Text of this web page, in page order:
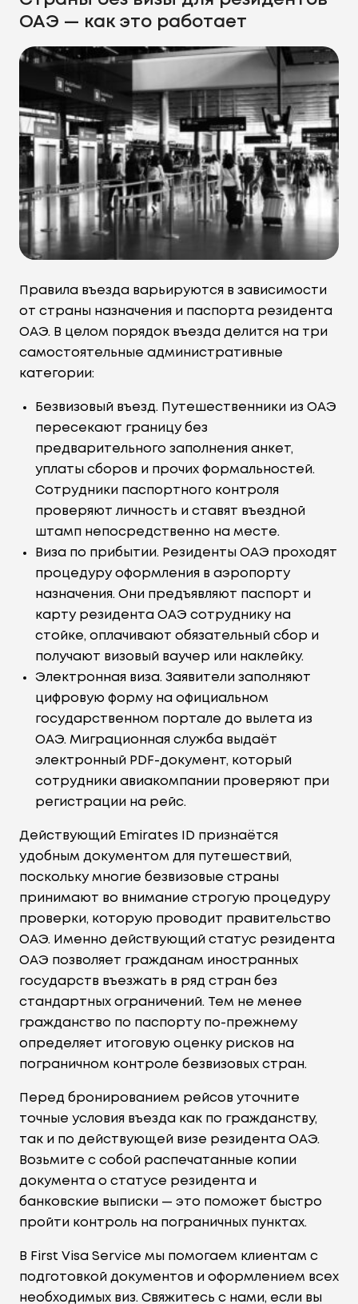
ОАЭ — как это работает
Правила въезда варьируются в зависимости
от страны назначения и паспорта резидента
ОАЭ. В целом порядок въезда делится на три
самостоятельные административные
категории:
Безвизовый въезд. Путешественники из ОАЭ
пересекают границу без
предварительного заполнения анкет,
уплаты сборов и прочих формальностей.
Сотрудники паспортного контроля
проверяют личность и ставят въездной
штамп непосредственно на месте.
Виза по прибытии. Резиденты ОАЭ проходят
процедуру оформления в аэропорту
назначения. Они предъявляют паспорт и
карту резидента ОАЭ сотруднику на
стойке, оплачивают обязательный сбор и
получают визовый ваучер или наклейку.
Электронная виза. Заявители заполняют
цифровую форму на официальном
государственном портале до вылета из
ОАЭ. Миграционная служба выдаёт
электронный PDF-документ, который
сотрудники авиакомпании проверяют при
регистрации на рейс.
Действующий Emirates ID признаётся
удобным документом для путешествий,
поскольку многие безвизовые страны
принимают во внимание строгую процедуру
проверки, которую проводит правительство
ОАЭ. Именно действующий статус резидента
ОАЭ позволяет гражданам иностранных
государств въезжать в ряд стран без
стандартных ограничений. Тем не менее
гражданство по паспорту по-прежнему
определяет итоговую оценку рисков на
пограничном контроле безвизовых стран.
Перед бронированием рейсов уточните
точные условия въезда как по гражданству,
так и по действующей визе резидента ОАЭ.
Возьмите с собой распечатанные копии
документа о статусе резидента и
банковские выписки — это поможет быстро
пройти контроль на пограничных пунктах.
В First Visa Service мы помогаем клиентам с
подготовкой документов и оформлением всех
необходимых виз. Свяжитесь с нами, если вы